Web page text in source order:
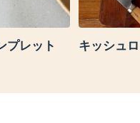
プレット キッシュ